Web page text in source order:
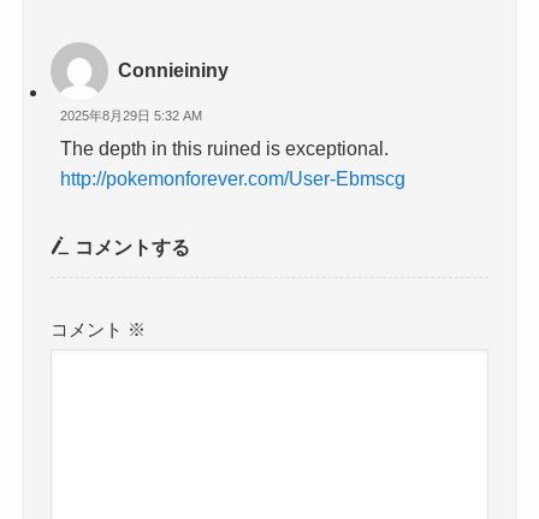
Connieininy
2025年8月29日 5:32 AM
The depth in this ruined is exceptional.
http://pokemonforever.com/User-Ebmscg
コメントする
コメント ※